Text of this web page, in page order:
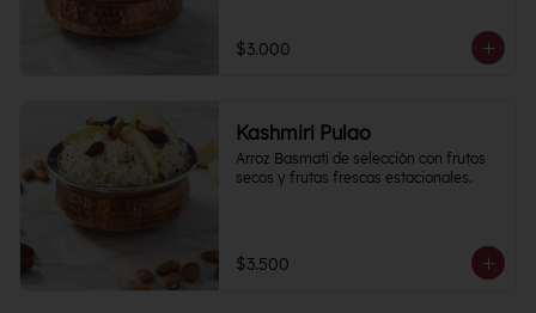
$3.000
Kashmiri Pulao
Arroz Basmati de selección con frutos
secos y frutas frescas estacionales.
$3.500